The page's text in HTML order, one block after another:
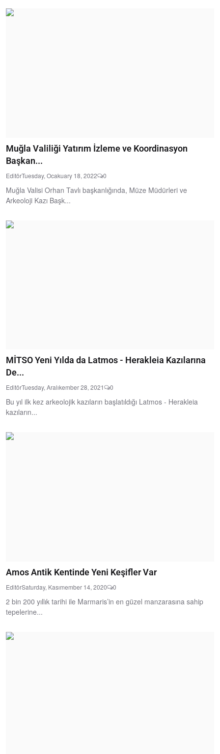
Muğla Valiliği Yatırım İzleme ve Koordinasyon
Başkan...
EditörTuesday, Ocakuary 18, 2022 0
Muğla Valisi Orhan Tavlı başkanlığında, Müze Müdürleri ve
Arkeoloji Kazı Başk...
MİTSO Yeni Yılda da Latmos - Herakleia Kazılarına
De...
EditörTuesday, Aralıkember 28, 2021 0
Bu yıl ilk kez arkeolojik kazıların başlatıldığı Latmos - Herakleia
kazıların...
Amos Antik Kentinde Yeni Keşifler Var
EditörSaturday, Kasımember 14, 2020 0
2 bin 200 yıllık tarihi ile Marmaris’in en güzel manzarasına sahip
tepelerine...